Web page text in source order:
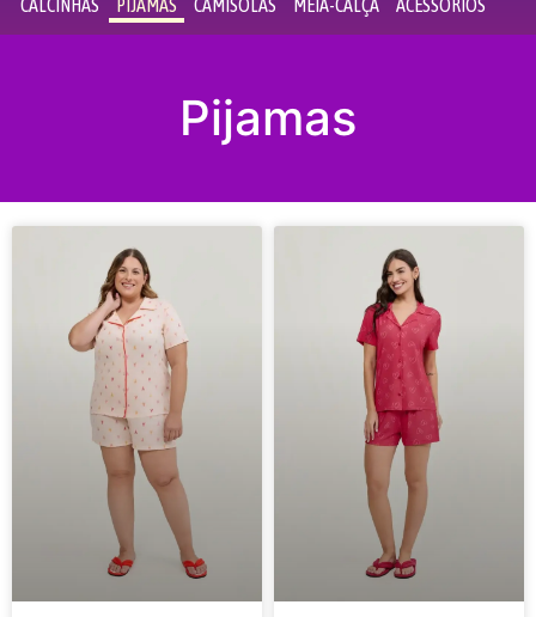
CALCINHAS
PIJAMAS CAMISOLAS MEIA-CALÇA ACESSÓRIOS
Pijamas